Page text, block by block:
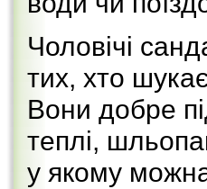
Чоловічі
тих, хто
Вони добре
теплі,
у якому